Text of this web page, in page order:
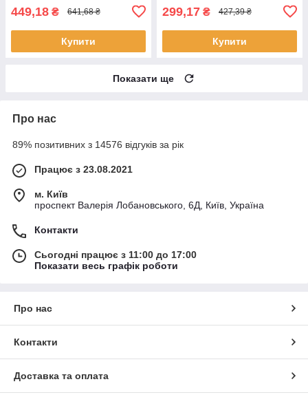
449,18 ₴ 641,68 ₴
Купити
299,17 ₴ 427,39 ₴
Купити
Показати ще
Про нас
89% позитивних з 14576 відгуків за рік
Працює з 23.08.2021
м. Київ
проспект Валерія Лобановського, 6Д, Київ, Україна
Контакти
Сьогодні працює з 11:00 до 17:00
Показати весь графік роботи
Про нас
Контакти
Доставка та оплата